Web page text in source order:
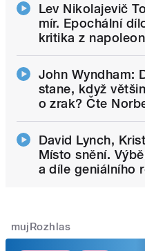
Lev Nikolajevič
mír. Epochální
kritika z
John Wyndham:
stane, když
o zrak? Čte
David Lynch,
Místo snění.
a díle geniálního
mujRozhlas